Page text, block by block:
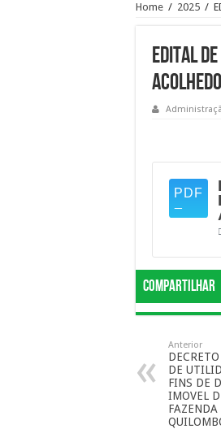
Home / 2025 /
EDITAL
Compartilhar
Anterior
DE
FINS DE
IMOVEL